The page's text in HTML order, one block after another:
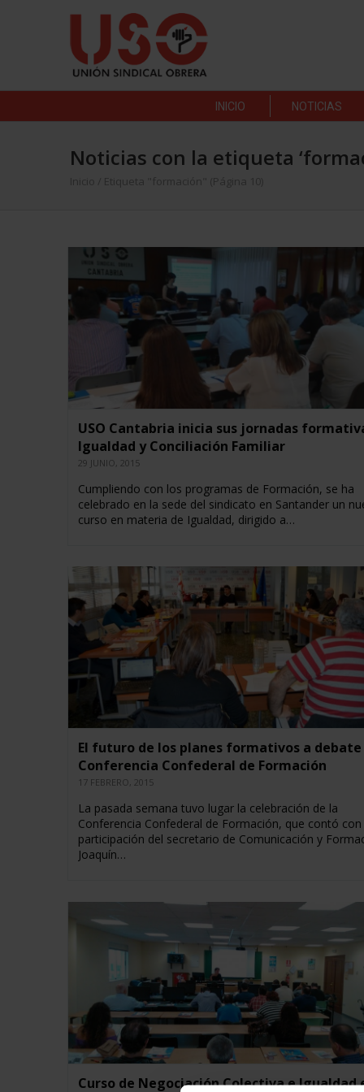
INICIO NOTICIAS
Noticias con la etiqueta
Inicio Etiqueta "formación" (Página 10)
USO Cantabria inicia sus jornadas
Igualdad y Conciliación Familiar
29 JUNIO, 2015
Cumpliendo con los programas de Formación, se ha
celebrado en la sede del sindicato en Santander un
curso en materia de Igualdad, dirigido a…
El futuro de los planes formativos a debate
Conferencia Confederal de Formación
17 FEBRERO, 2015
La pasada semana tuvo lugar la celebración de la
Conferencia Confederal de Formación, que contó con
participación del secretario de Comunicación y
Joaquín…
Curso de Negociación Colectiva e Igualdad